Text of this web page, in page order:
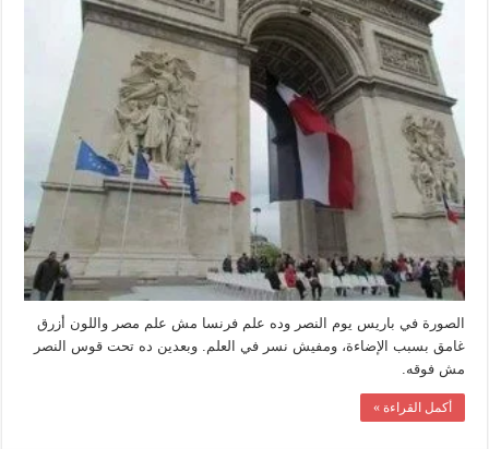
فوق
قوس
النصر
في
الصورة في باريس يوم النصر وده علم فرنسا مش علم مصر واللون أزرق
غامق بسبب الإضاءة، ومفيش نسر في العلم. وبعدين ده تحت قوس النصر
مش فوقه.
أكمل القراءة »